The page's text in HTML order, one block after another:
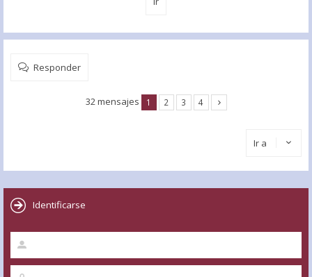
Responder
32 mensajes 1 2 3 4
Ir a
Identificarse